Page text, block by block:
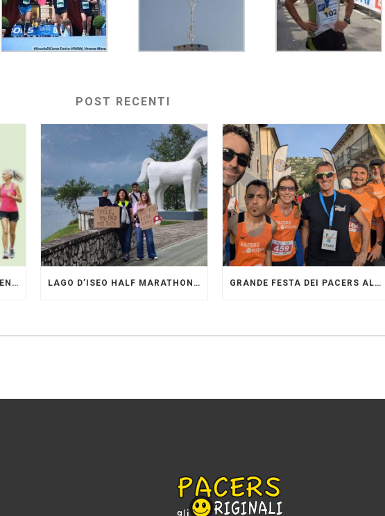
POST RECENTI
L’ADIGE RUN – EVENTO A TRENTO GESTITO DAI PACERS GLI ORIGINALI LAGO D’ISEO HALF MARATHON: ORIGINALI PRESENTI GRANDE FESTA DEI PACERS AL “GARDA LAKE RUNNING FESTIVAL”